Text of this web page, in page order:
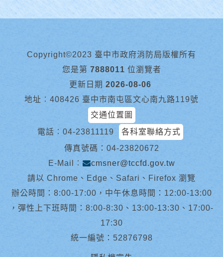
Copyright©2023 臺中市政府消防局版權所有
您是第 7888011 位瀏覽者
更新日期 2026-08-06
地址︰408426 臺中市南屯區文心南九路119號
交通位置圖
電話︰ 04-23811119
各科室聯絡方式
傳真號碼：04-23820672
E-Mail︰
cmsner@tccfd.gov.tw
請以 Chrome、Edge、Safari、Firefox 瀏覽
辦公時間：8:00-17:00，中午休息時間：12:00-13:00
，彈性上下班時間：8:00-8:30、13:00-13:30、17:00-
17:30
統一編號：52876798